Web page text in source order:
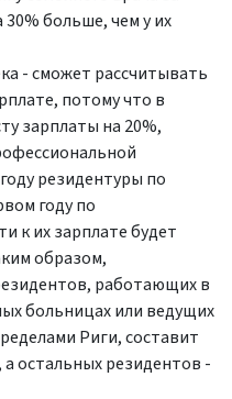
больше, чем у их
- сможет рассчитывать
потому что в
зарплаты на 20%,
резидентуры по
году по
к их зарплате будет
образом,
работающих в
больницах или ведущих
Риги, составит
остальных резидентов -